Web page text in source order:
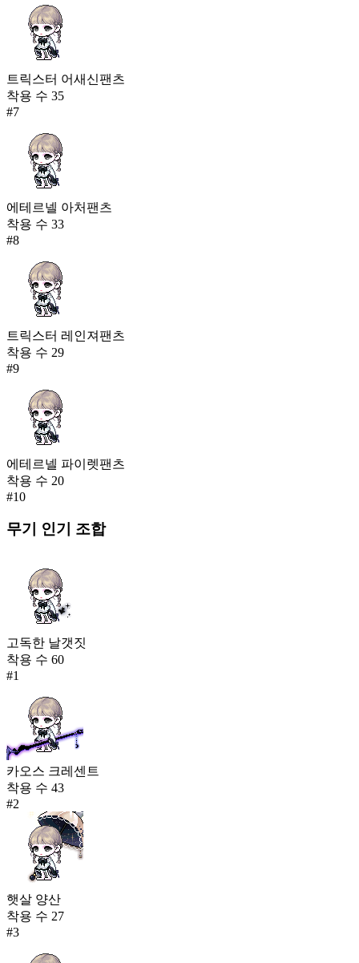
트릭스터 어새신팬츠
착용 수 35
#7
에테르넬 아처팬츠
착용 수 33
#8
트릭스터 레인져팬츠
착용 수 29
#9
에테르넬 파이렛팬츠
착용 수 20
#10
무기 인기 조합
고독한 날갯짓
착용 수 60
#1
카오스 크레센트
착용 수 43
#2
햇살 양산
착용 수 27
#3